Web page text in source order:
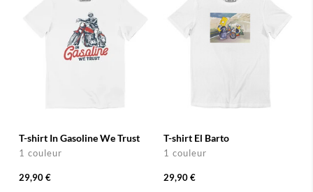
T-shirt In Gasoline We Trust
1 couleur
29,90 €
T-shirt El Barto
1 couleur
29,90 €